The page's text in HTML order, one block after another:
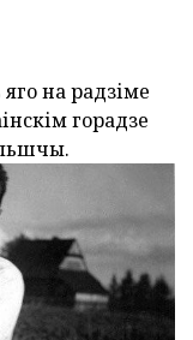
на радзіме
горадзе